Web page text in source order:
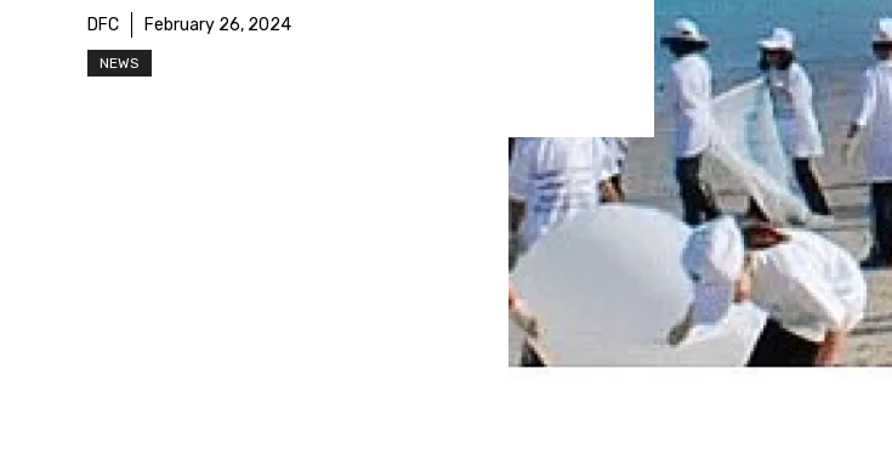
DFC February 26, 2024
NEWS